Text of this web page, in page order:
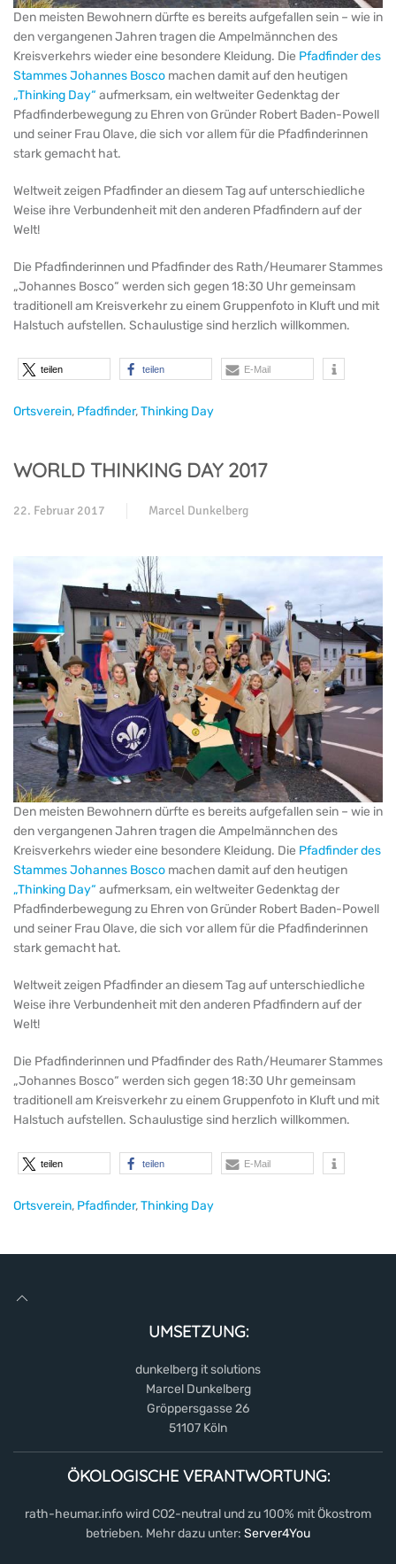
Den meisten Bewohnern dürfte es bereits aufgefallen sein – wie in
den vergangenen Jahren tragen die Ampelmännchen des
Kreisverkehrs wieder eine besondere Kleidung. Die Pfadfinder des
Stammes Johannes Bosco machen damit auf den heutigen
„Thinking Day“ aufmerksam, ein weltweiter Gedenktag der
Pfadfinderbewegung zu Ehren von Gründer Robert Baden-Powell
und seiner Frau Olave, die sich vor allem für die Pfadfinderinnen
stark gemacht hat.
Weltweit zeigen Pfadfinder an diesem Tag auf unterschiedliche
Weise ihre Verbundenheit mit den anderen Pfadfindern auf der
Welt!
Die Pfadfinderinnen und Pfadfinder des Rath/Heumarer Stammes
„Johannes Bosco“ werden sich gegen 18:30 Uhr gemeinsam
traditionell am Kreisverkehr zu einem Gruppenfoto in Kluft und mit
Halstuch aufstellen. Schaulustige sind herzlich willkommen.
teilen teilen E-Mail
Ortsverein, Pfadfinder,Thinking Day
WORLD THINKING DAY 2017
22. Februar 2017 Marcel Dunkelberg
Den meisten Bewohnern dürfte es bereits aufgefallen sein – wie in
den vergangenen Jahren tragen die Ampelmännchen des
Kreisverkehrs wieder eine besondere Kleidung. Die Pfadfinder des
Stammes Johannes Bosco machen damit auf den heutigen
„Thinking Day“ aufmerksam, ein weltweiter Gedenktag der
Pfadfinderbewegung zu Ehren von Gründer Robert Baden-Powell
und seiner Frau Olave, die sich vor allem für die Pfadfinderinnen
stark gemacht hat.
Weltweit zeigen Pfadfinder an diesem Tag auf unterschiedliche
Weise ihre Verbundenheit mit den anderen Pfadfindern auf der
Welt!
Die Pfadfinderinnen und Pfadfinder des Rath/Heumarer Stammes
„Johannes Bosco“ werden sich gegen 18:30 Uhr gemeinsam
traditionell am Kreisverkehr zu einem Gruppenfoto in Kluft und mit
Halstuch aufstellen. Schaulustige sind herzlich willkommen.
teilen teilen E-Mail
Ortsverein, Pfadfinder,Thinking Day
UMSETZUNG:
dunkelberg it solutions
Marcel Dunkelberg
Gröppersgasse 26
51107 Köln
ÖKOLOGISCHE VERANTWORTUNG:
rath-heumar.info wird CO2-neutral und zu 100% mit Ökostrom
betrieben. Mehr dazu unter: Server4You